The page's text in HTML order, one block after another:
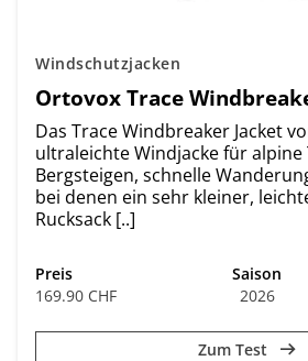
Windschutzjacken
Ortovox Trace
Das Trace Windbreaker Jacket
ultraleichte Windjacke für alpine
Bergsteigen, schnelle
bei denen ein sehr kleiner,
Rucksack [..]
Preis
169.90 CHF
Saison
2026
Zum Test